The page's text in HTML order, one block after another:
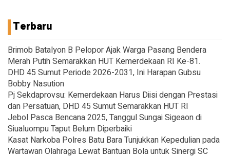
Terbaru
Brimob Batalyon B Pelopor Ajak Warga Pasang Bendera
Merah Putih Semarakkan HUT Kemerdekaan RI Ke-81.
DHD 45 Sumut Periode 2026-2031, Ini Harapan Gubsu
Bobby Nasution
Pj Sekdaprovsu: Kemerdekaan Harus Diisi dengan Prestasi
dan Persatuan, DHD 45 Sumut Semarakkan HUT RI
Jebol Pasca Bencana 2025, Tanggul Sungai Sigeaon di
Siualuompu Taput Belum Diperbaiki
Kasat Narkoba Polres Batu Bara Tunjukkan Kepedulian pada
Wartawan Olahraga Lewat Bantuan Bola untuk Sinergi SC